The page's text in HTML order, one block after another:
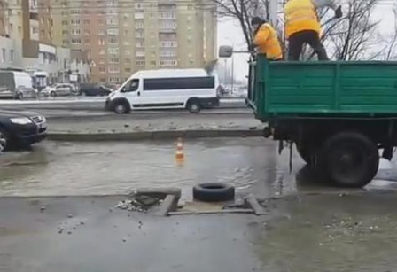
Перейти к основному содержанию